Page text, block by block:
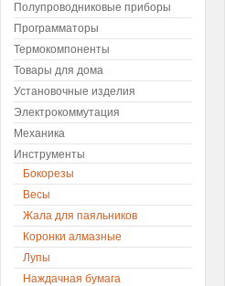
Полупроводниковые приборы
Программаторы
Термокомпоненты
Товары для дома
Установочные изделия
Электрокоммутация
Механика
Инструменты
Бокорезы
Весы
Жала для паяльников
Коронки алмазные
Лупы
Наждачная бумага